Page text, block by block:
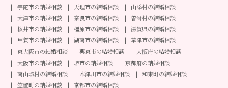
宇陀市の結婚相談
天理市の結婚相談
山添村の結婚相談
大津市の結婚相談
奈良市の結婚相談
曽爾村の結婚相談
桜井市の結婚相談
橿原市の結婚相談
滋賀県の結婚相談
甲賀市の結婚相談
湖南市の結婚相談
草津市の結婚相談
東大阪市の結婚相談
栗東市の結婚相談
大阪府の結婚相談
大阪市の結婚相談
堺市の結婚相談
京都府の結婚相談
南山城村の結婚相談
木津川市の結婚相談
和束町の結婚相談
笠置町の結婚相談
京都市の結婚相談